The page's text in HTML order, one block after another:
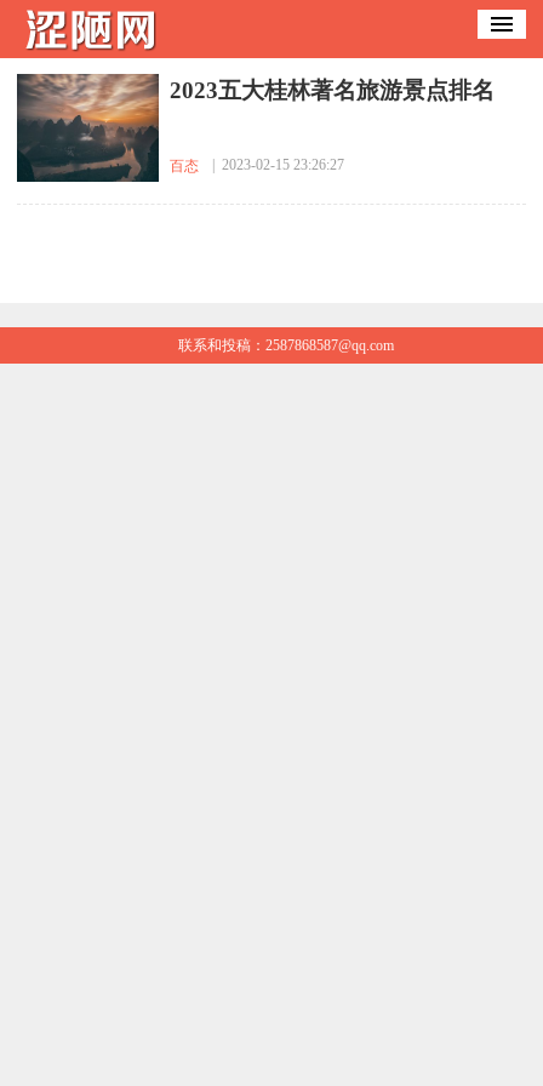
​2023五大桂林著名旅游景点排名
百态 | 2023-02-15 23:26:27
联系和投稿：2587868587@qq.com